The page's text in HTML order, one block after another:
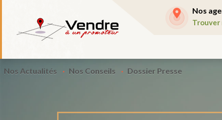
Nos
Trouver
Nos Actualités Nos Conseils Dossier Presse